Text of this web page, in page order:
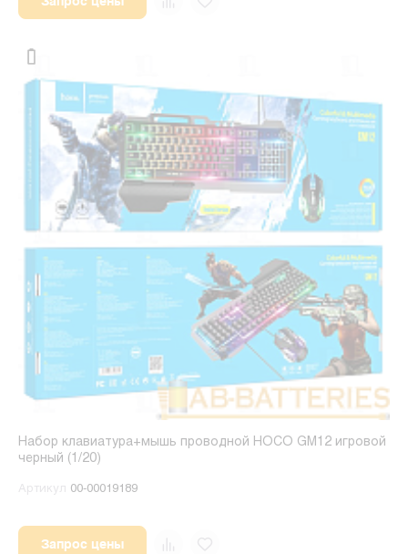
Набор клавиатура+мышь проводной HOCO GM12 игровой
черный (1/20)
Артикул 00-00019189
Запрос цены